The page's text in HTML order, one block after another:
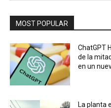
MOST POPULAR
ChatGPT
de la
en un
La planta